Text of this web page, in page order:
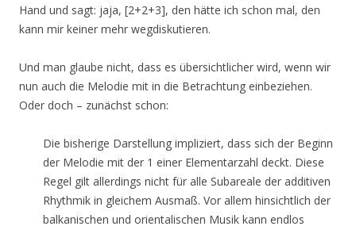
Hand und sagt: jaja, [2+2+3], den hätte ich schon mal, den
kann mir keiner mehr wegdiskutieren.
Und man glaube nicht, dass es übersichtlicher wird, wenn wir
nun auch die Melodie mit in die Betrachtung einbeziehen.
Oder doch – zunächst schon:
Die bisherige Darstellung impliziert, dass sich der Beginn
der Melodie mit der 1 einer Elementarzahl deckt. Diese
Regel gilt allerdings nicht für alle Subareale der additiven
Rhythmik in gleichem Ausmaß. Vor allem hinsichtlich der
balkanischen und orientalischen Musik kann endlos